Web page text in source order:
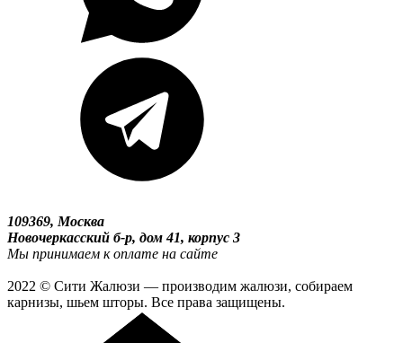
109369, Москва
Новочеркасский б-р, дом 41, корпус 3
Мы принимаем к оплате на сайте
2022 © Сити Жалюзи — производим жалюзи, собираем
карнизы, шьем шторы. Все права защищены.